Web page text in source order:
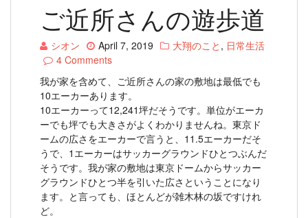
ご近所さんの遊歩道
シオン April 7, 2019 大翔のこと , 日常生活
4 Comments
我が家を含めて、ご近所さんの家の敷地は最低でも
10エーカーあります。
10エーカーって12,241坪だそうです。単位がエーカ
ーでも坪でも大きさがよくわかりませんね。東京ド
ームの広さをエーカーで言うと、11.5エーカーだそ
うで、1エーカーはサッカーグラウンドひとつぶんだ
そうです。我が家の敷地は東京ドームからサッカー
グラウンドひとつ半を引いた広さということになり
ます。と言っても、ほとんどが雑木林の坂ですけれ
ど。